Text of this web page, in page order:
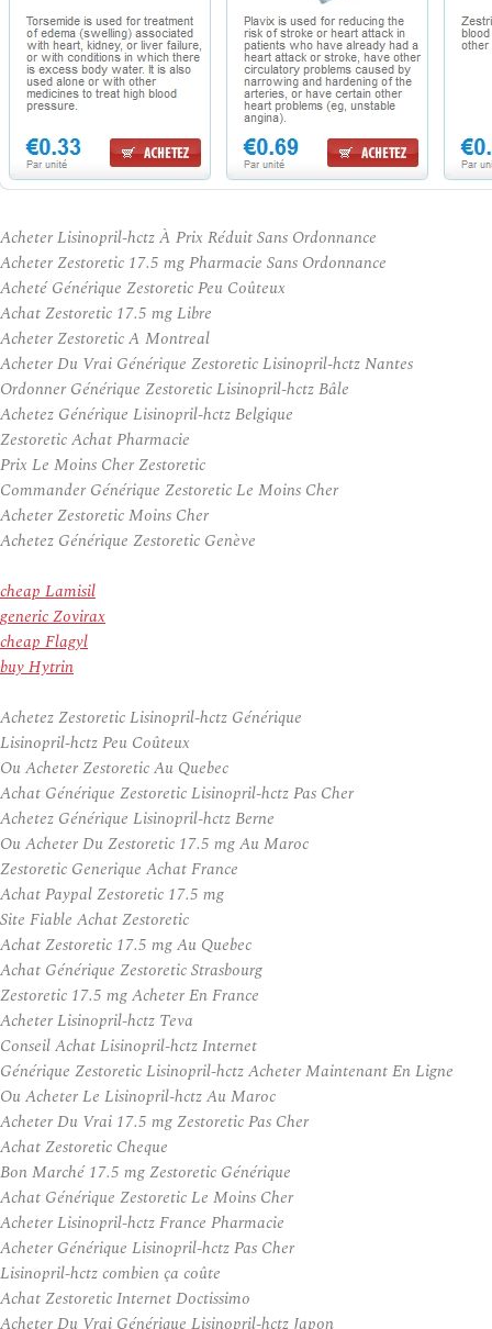
Acheter Lisinopril-hctz À Prix Réduit Sans Ordonnance
Acheter Zestoretic 17.5 mg Pharmacie Sans Ordonnance
Acheté Générique Zestoretic Peu Coûteux
Achat Zestoretic 17.5 mg Libre
Acheter Zestoretic A Montreal
Acheter Du Vrai Générique Zestoretic Lisinopril-hctz Nantes
Ordonner Générique Zestoretic Lisinopril-hctz Bâle
Achetez Générique Lisinopril-hctz Belgique
Zestoretic Achat Pharmacie
Prix Le Moins Cher Zestoretic
Commander Générique Zestoretic Le Moins Cher
Acheter Zestoretic Moins Cher
Achetez Générique Zestoretic Genève
cheap Lamisil
generic Zovirax
cheap Flagyl
buy Hytrin
Achetez Zestoretic Lisinopril-hctz Générique
Lisinopril-hctz Peu Coûteux
Ou Acheter Zestoretic Au Quebec
Achat Générique Zestoretic Lisinopril-hctz Pas Cher
Achetez Générique Lisinopril-hctz Berne
Ou Acheter Du Zestoretic 17.5 mg Au Maroc
Zestoretic Generique Achat France
Achat Paypal Zestoretic 17.5 mg
Site Fiable Achat Zestoretic
Achat Zestoretic 17.5 mg Au Quebec
Achat Générique Zestoretic Strasbourg
Zestoretic 17.5 mg Acheter En France
Acheter Lisinopril-hctz Teva
Conseil Achat Lisinopril-hctz Internet
Générique Zestoretic Lisinopril-hctz Acheter Maintenant En Ligne
Ou Acheter Le Lisinopril-hctz Au Maroc
Acheter Du Vrai 17.5 mg Zestoretic Pas Cher
Achat Zestoretic Cheque
Bon Marché 17.5 mg Zestoretic Générique
Achat Générique Zestoretic Le Moins Cher
Acheter Lisinopril-hctz France Pharmacie
Acheter Générique Lisinopril-hctz Pas Cher
Lisinopril-hctz combien ça coûte
Achat Zestoretic Internet Doctissimo